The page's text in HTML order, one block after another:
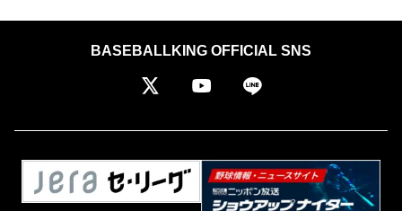
BASEBALLKING OFFICIAL SNS